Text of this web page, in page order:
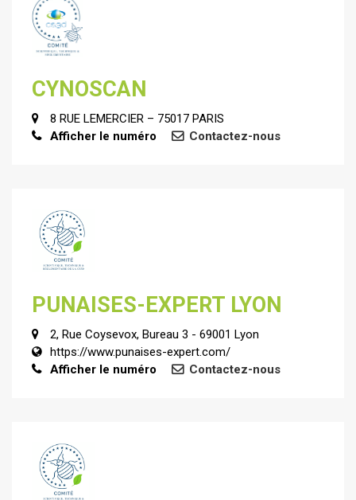
CYNOSCAN
8 RUE LEMERCIER – 75017 PARIS
Afficher le numéro
Contactez-nous
PUNAISES-EXPERT LYON
2, Rue Coysevox, Bureau 3 - 69001 Lyon
https://www.punaises-expert.com/
Afficher le numéro
Contactez-nous